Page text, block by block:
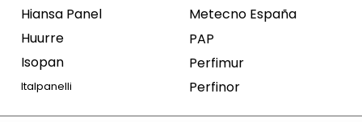
Hiansa Panel
Huurre
Isopan
Italpanelli
Metecno España
PAP
Perfimur
Perfinor